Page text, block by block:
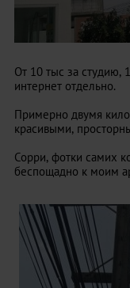
От 10 тыс за студию,
интернет отдельно.
Примерно двумя
красивыми,
Сорри, фотки самих
беспощадно к моим